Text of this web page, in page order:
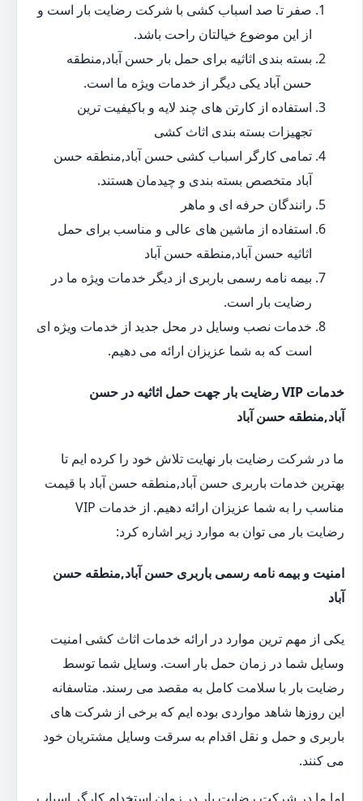
صفر تا صد اسباب کشی با شرکت رضایت بار است و
از این موضوع خیالتان راحت باشد.
بسته بندی اثاثیه برای حمل بار حسن آباد,منطقه
حسن آباد یکی دیگر از خدمات ویژه ما است.
استفاده از کارتن های چند لایه و باکیفیت ترین
تجهیزات بسته بندی اثاث کشی
تمامی کارگر اسباب کشی حسن آباد,منطقه حسن
آباد متخصص بسته بندی و چیدمان هستند.
رانندگان حرفه ای و ماهر
استفاده از ماشین های عالی و مناسب برای حمل
اثاثیه حسن آباد,منطقه حسن آباد
بیمه نامه رسمی باربری از دیگر خدمات ویژه ما در
رضایت بار است.
خدمات نصب وسایل در محل جدید از خدمات ویژه ای
است که به شما عزیزان ارائه می دهیم.
خدمات VIP رضایت بار جهت حمل اثاثیه در حسن
آباد,منطقه حسن آباد
ما در شرکت رضایت بار نهایت تلاش خود را کرده ایم تا
بهترین خدمات باربری حسن آباد,منطقه حسن آباد با قیمت
مناسب را به شما عزیزان ارائه دهیم. از خدمات VIP
رضایت بار می توان به موارد زیر اشاره کرد:
امنیت و بیمه نامه رسمی باربری حسن آباد,منطقه حسن
آباد
یکی از مهم ترین موارد در ارائه خدمات اثاث کشی امنیت
وسایل شما در زمان حمل بار است. وسایل شما توسط
رضایت بار با سلامت کامل به مقصد می رسند. متاسفانه
این روزها شاهد مواردی بوده ایم که برخی از شرکت های
باربری و حمل و نقل اقدام به سرقت وسایل مشتریان خود
می کنند.